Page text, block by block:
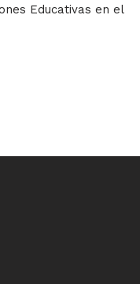
Educativas en el